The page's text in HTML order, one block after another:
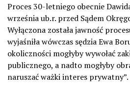
Proces 30-letniego obecnie
września ub.r. przed Sądem
Wyłączona została jawność
wyjaśniła wówczas sędzia Ewa
okoliczności mogłyby wywołać
publicznego, a nadto mogłyby
naruszać ważki interes prywatny”.